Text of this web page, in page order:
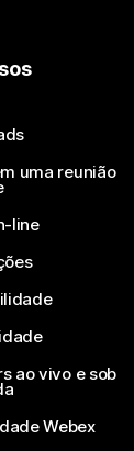
uma reunião
line
ao vivo e sob
Webex